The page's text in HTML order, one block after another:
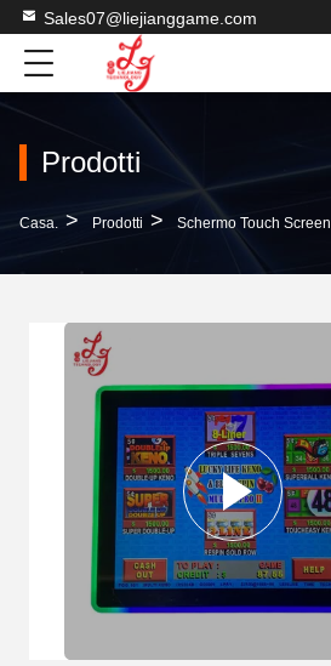
Sales07@liejianggame.com
Prodotti
Casa. > Prodotti > Schermo Touch Screen